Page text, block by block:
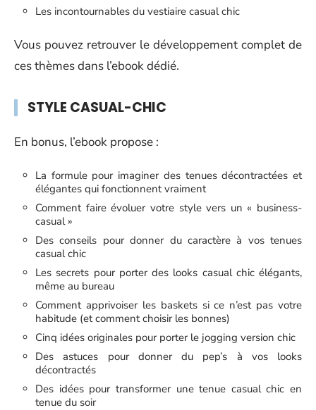
Les incontournables du vestiaire casual chic
Vous pouvez retrouver le développement complet de
ces thèmes dans l’ebook dédié.
STYLE CASUAL-CHIC
En bonus, l’ebook propose :
La formule pour imaginer des tenues décontractées et
élégantes qui fonctionnent vraiment
Comment faire évoluer votre style vers un « business-
casual »
Des conseils pour donner du caractère à vos tenues
casual chic
Les secrets pour porter des looks casual chic élégants,
même au bureau
Comment apprivoiser les baskets si ce n’est pas votre
habitude (et comment choisir les bonnes)
Cinq idées originales pour porter le jogging version chic
Des astuces pour donner du pep’s à vos looks
décontractés
Des idées pour transformer une tenue casual chic en
tenue du soir